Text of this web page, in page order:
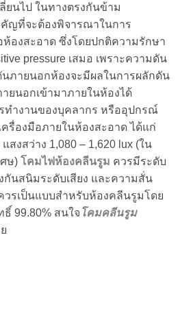
นไป ในทางตรงกันข้าม
ญที่จะต้องพิจารณาในการ
องสะอาด ซึ่งโดยปกติความรักษา
pressure เสมอ เพราะความดัน
ภายนอกห้องจะมีผลในการผลักดัน
ยนอกเข้ามาภายในห้องได้
ทำงานของบุคลากร หรืออุปกรณ์
รื่องมือภายในห้องสะอาด ได้แก่
แสงสว่าง 1,080 – 1,620 lux (ใน
ษ) โคมไฟห้องคลีนรูม ควรมีระดับ
กันสนิมระดับเสียง และความสั่น
วรเป็นแบบสำหรับห้องคลีนรูมโดย
99.80% สนใจ โคมคลีนรูม